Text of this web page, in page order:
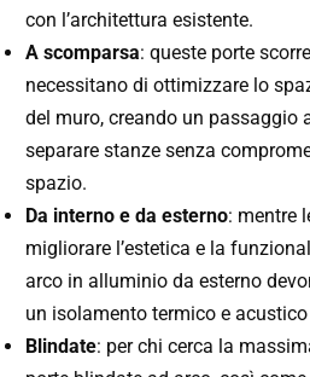
con l’architettura esistente.
A scomparsa: queste porte
necessitano di ottimizzare lo
del muro, creando un passaggio
separare stanze senza
spazio.
Da interno e da esterno: mentre
migliorare l’estetica e la
arco in alluminio da esterno
un isolamento termico e acustico
Blindate: per chi cerca la